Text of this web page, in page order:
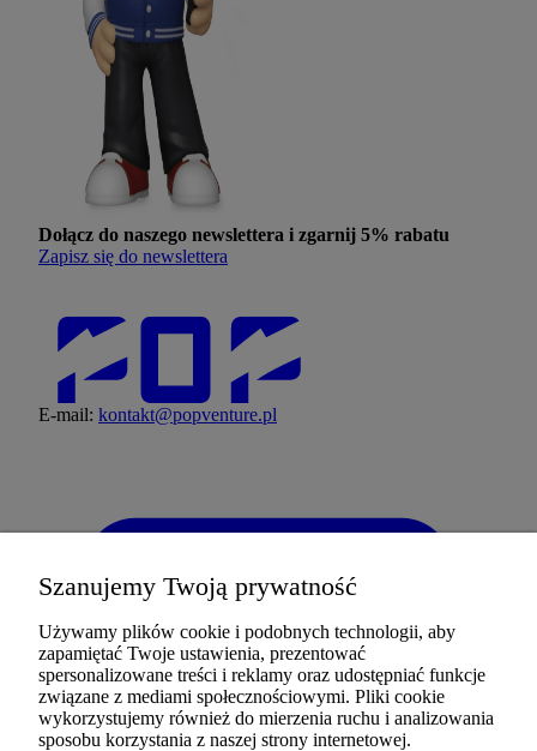
Dołącz do naszego newslettera i zgarnij 5% rabatu
Zapisz się do newslettera
E-mail: kontakt@popventure.pl
Szanujemy Twoją prywatność
Używamy plików cookie i podobnych technologii, aby
zapamiętać Twoje ustawienia, prezentować
spersonalizowane treści i reklamy oraz udostępniać funkcje
związane z mediami społecznościowymi. Pliki cookie
wykorzystujemy również do mierzenia ruchu i analizowania
sposobu korzystania z naszej strony internetowej.